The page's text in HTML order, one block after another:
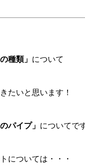
種類」 について
たいと思います！
パイプ」 についてで
については・・・